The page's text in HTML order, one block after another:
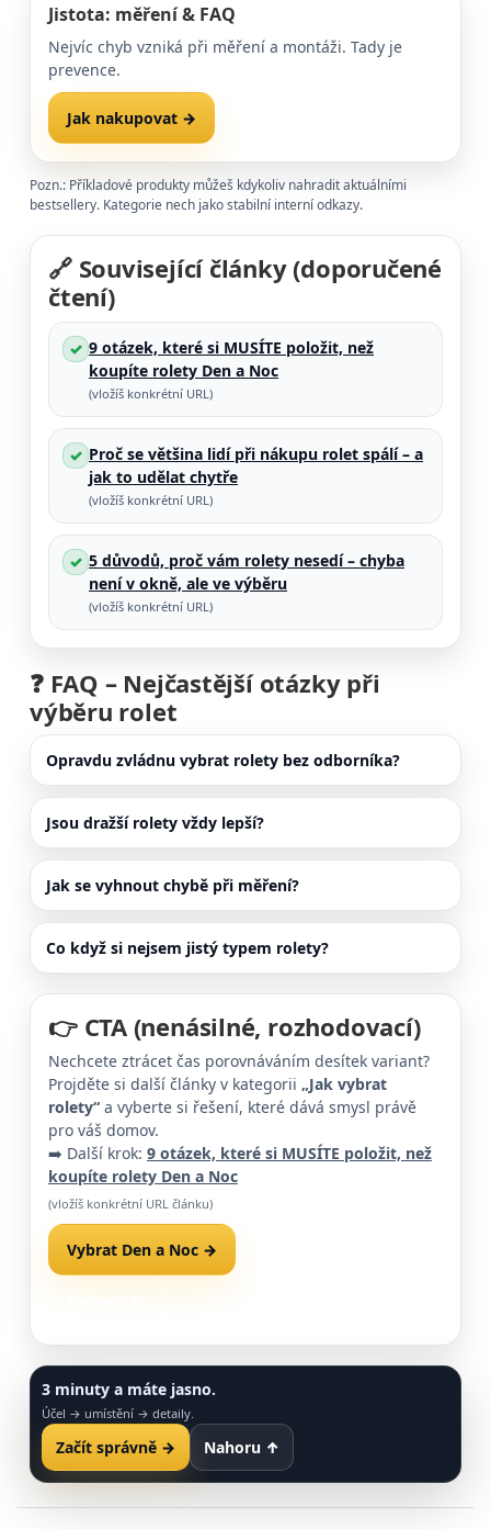
Jistota: měření & FAQ
Nejvíc chyb vzniká při měření a montáži. Tady je
prevence.
Jak nakupovat →
Pozn.: Příkladové produkty můžeš kdykoliv nahradit aktuálními
bestsellery. Kategorie nech jako stabilní interní odkazy.
🔗 Související články (doporučené
čtení)
✓ 9 otázek, které si MUSÍTE položit, než
koupíte rolety Den a Noc
(vložíš konkrétní URL)
✓ Proč se většina lidí při nákupu rolet spálí – a
jak to udělat chytře
(vložíš konkrétní URL)
✓ 5 důvodů, proč vám rolety nesedí – chyba
není v okně, ale ve výběru
(vložíš konkrétní URL)
❓ FAQ – Nejčastější otázky při
výběru rolet
Opravdu zvládnu vybrat rolety bez odborníka?
Jsou dražší rolety vždy lepší?
Jak se vyhnout chybě při měření?
Co když si nejsem jistý typem rolety?
👉 CTA (nenásilné, rozhodovací)
Nechcete ztrácet čas porovnáváním desítek variant?
Projděte si další články v kategorii „Jak vybrat
rolety“ a vyberte si řešení, které dává smysl právě
pro váš domov.
➡️ Další krok: 9 otázek, které si MUSÍTE položit, než
koupíte rolety Den a Noc
(vložíš konkrétní URL článku)
Vybrat Den a Noc →
3 minuty a máte jasno.
Účel → umístění → detaily.
Začít správně → Nahoru ↑